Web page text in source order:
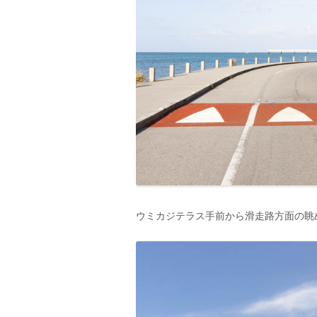
ウミカジテラス手前から滑走路方面の眺